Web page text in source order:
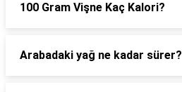
100 Gram Vişne Kaç Kalori?
Arabadaki yağ ne kadar sürer?